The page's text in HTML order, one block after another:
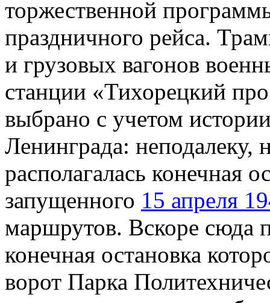
торжественной
праздничного рейса.
и грузовых вагонов
станции «Тихорецкий
выбрано с учетом
Ленинграда: неподалеку,
располагалась конечная
запущенного 15 апреля
маршрутов. Вскоре сюда
конечная остановка
ворот Парка